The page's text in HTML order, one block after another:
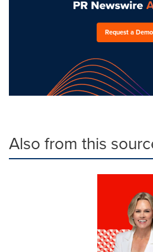
Request a Demo
Also from this